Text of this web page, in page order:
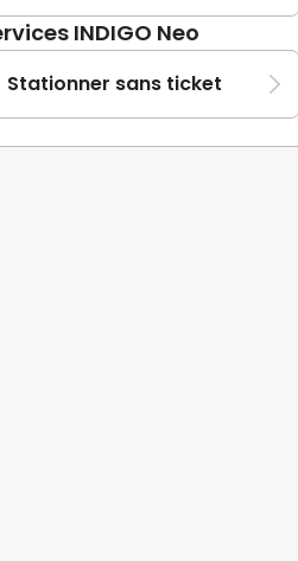
INDIGO Neo
Stationner sans ticket